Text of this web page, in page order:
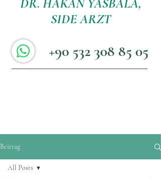
+90 532 308 85 05
DR. HAKAN YASBALA,
SIDE ARZT
Beitrag
All Posts